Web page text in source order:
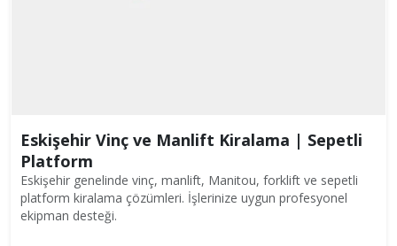
Eskişehir Vinç ve Manlift Kiralama | Sepetli
Platform
Eskişehir genelinde vinç, manlift, Manitou, forklift ve sepetli
platform kiralama çözümleri. İşlerinize uygun profesyonel
ekipman desteği.